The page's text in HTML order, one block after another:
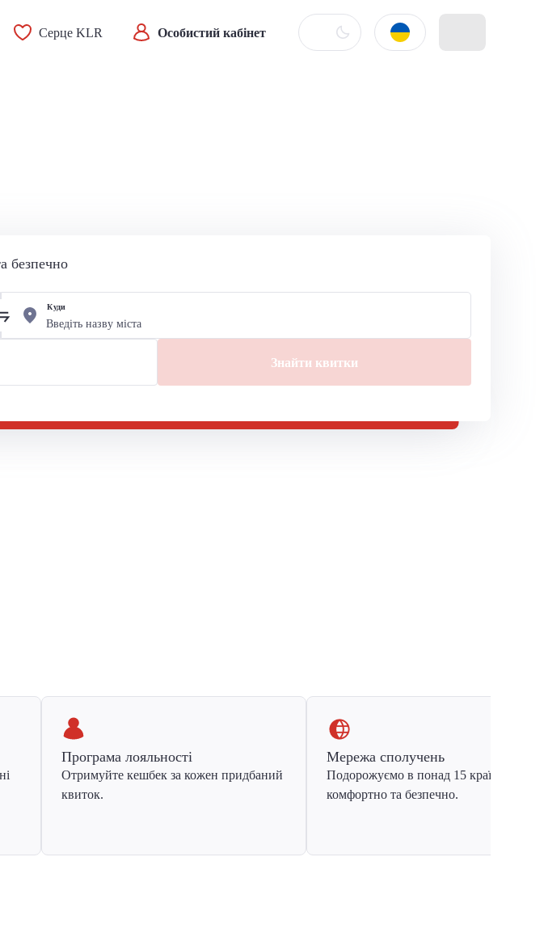
Серце KLR Особистий кабінет
безпечно
Куди
Знайти квитки
Програма лояльності
Отримуйте кешбек за кожен придбаний
квиток.
Мережа сполучень
Подорожуємо в понад 15 країн Європи
комфортно та безпечно.